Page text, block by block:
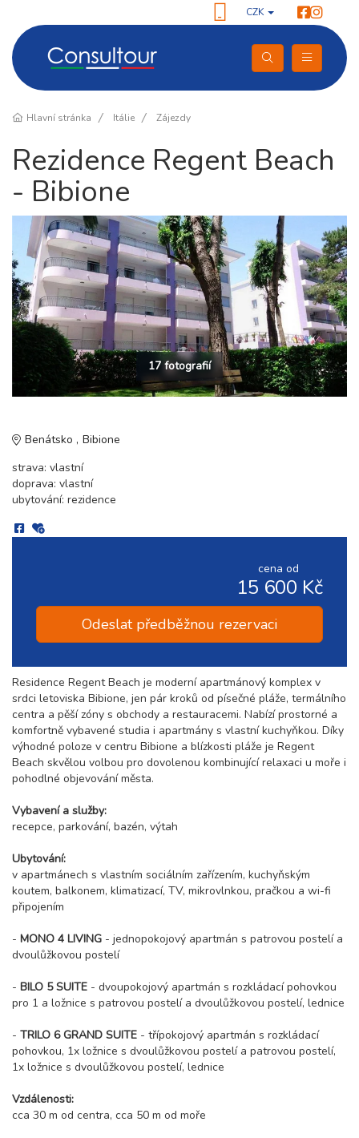
CZK
Hlavní stránka Itálie Zájezdy
Rezidence Regent Beach
- Bibione
17 fotografií
Benátsko
Bibione
strava: vlastní
doprava: vlastní
ubytování: rezidence
cena od
15 600 Kč
Odeslat předběžnou rezervaci
Residence Regent Beach je moderní apartmánový komplex v
srdci letoviska Bibione, jen pár kroků od písečné pláže, termálního
centra a pěší zóny s obchody a restauracemi. Nabízí prostorné a
komfortně vybavené studia i apartmány s vlastní kuchyňkou. Díky
výhodné poloze v centru Bibione a blízkosti pláže je Regent
Beach skvělou volbou pro dovolenou kombinující relaxaci u moře i
pohodlné objevování města.
Vybavení a služby:
recepce, parkování, bazén, výtah
Ubytování:
v apartmánech s vlastním sociálním zařízením, kuchyňským
koutem, balkonem, klimatizací, TV, mikrovlnkou, pračkou a wi-fi
připojením
- MONO 4 LIVING - jednopokojový apartmán s patrovou postelí a
dvoulůžkovou postelí
- BILO 5 SUITE - dvoupokojový apartmán s rozkládací pohovkou
pro 1 a ložnice s patrovou postelí a dvoulůžkovou postelí, lednice
- TRILO 6 GRAND SUITE - třípokojový apartmán s rozkládací
pohovkou, 1x ložnice s dvoulůžkovou postelí a patrovou postelí,
1x ložnice s dvoulůžkovou postelí, lednice
Vzdálenosti:
cca 30 m od centra, cca 50 m od moře